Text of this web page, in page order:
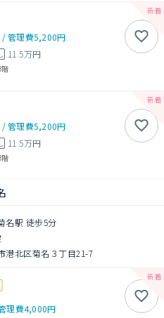
/管理費5,200円
11.5万円
階
/管理費5,200円
11.5万円
階
名駅 徒歩5分
港北区菊名３丁目21-7
理費4,000円